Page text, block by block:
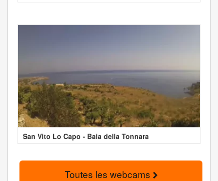
San Vito Lo Capo - Baia della Tonnara
Toutes les webcams